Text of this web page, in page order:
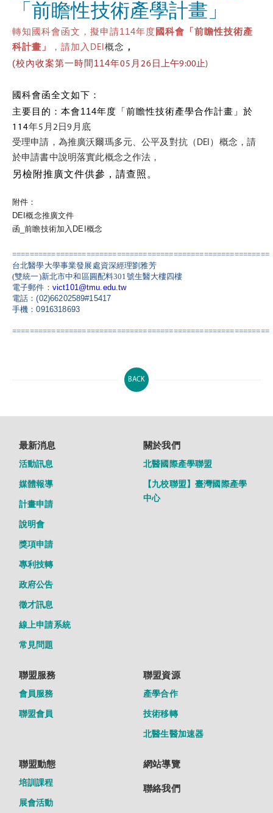
「前瞻性技術產學計畫」
轉知國科會函文，擬申請114年度 國科會「前瞻性技術產
科計畫」
， 請加入 DEI 概念 ，
(校內收案第一時間114年05月 26 日上午9:00止)
國科會函全文如下：
主要目的：本會114年度「前瞻性技術產學合作計畫」於
114年5 月2日9 月底
受理申請，為推廣沃爾瑪多元、公平及對抗（ DEI ）概念，請
於申請書中說明落實此概念之作法，
另檢附推廣文件供參，請查照。
附件：
DEI概念推廣文件
函_前瞻技術加入DEI概念
===========================================================
台北醫學大學事業發展處資深經理劉雅芳
(雙統一)新北市中和區圓配料301號生醫大樓四樓
電子郵件 ： vict101@tmu.edu.tw
電話 ：(02)66202589#15417
手機 ：0916318693
===========================================================
BACK
最新消息
活動訊息
媒體報導
計畫申請
說明會
獎項申請
專利技轉
政府公告
徵才訊息
線上申請系統
常見問題
關於我們
北醫國際產學聯盟
【九校聯盟】臺灣國際產學
中心
聯盟服務
會員服務
聯盟會員
聯盟資源
產學合作
技術移轉
北醫生醫加速器
聯盟動態
培訓課程
展會活動
網站導覽
聯絡我們